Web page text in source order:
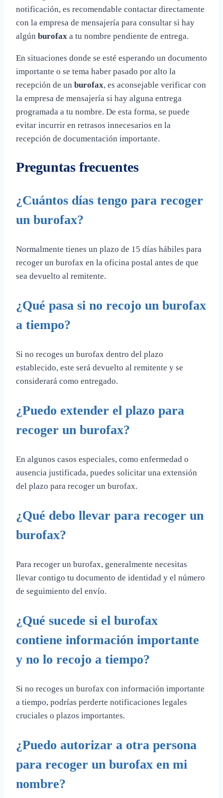
notificación, es recomendable contactar directamente
con la empresa de mensajería para consultar si hay
algún burofax a tu nombre pendiente de entrega.
En situaciones donde se esté esperando un documento
importante o se tema haber pasado por alto la
recepción de un burofax, es aconsejable verificar con
la empresa de mensajería si hay alguna entrega
programada a tu nombre. De esta forma, se puede
evitar incurrir en retrasos innecesarios en la
recepción de documentación importante.
Preguntas frecuentes
¿Cuántos días tengo para recoger
un burofax?
Normalmente tienes un plazo de 15 días hábiles para
recoger un burofax en la oficina postal antes de que
sea devuelto al remitente.
¿Qué pasa si no recojo un burofax
a tiempo?
Si no recoges un burofax dentro del plazo
establecido, este será devuelto al remitente y se
considerará como entregado.
¿Puedo extender el plazo para
recoger un burofax?
En algunos casos especiales, como enfermedad o
ausencia justificada, puedes solicitar una extensión
del plazo para recoger un burofax.
¿Qué debo llevar para recoger un
burofax?
Para recoger un burofax, generalmente necesitas
llevar contigo tu documento de identidad y el número
de seguimiento del envío.
¿Qué sucede si el burofax
contiene información importante
y no lo recojo a tiempo?
Si no recoges un burofax con información importante
a tiempo, podrías perderte notificaciones legales
cruciales o plazos importantes.
¿Puedo autorizar a otra persona
para recoger un burofax en mi
nombre?